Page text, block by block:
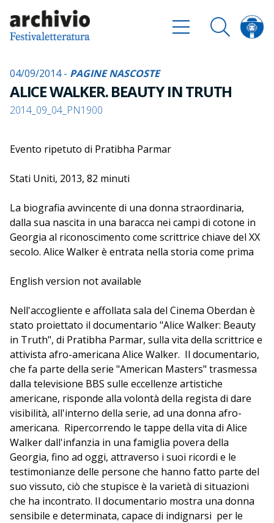
04/09/2014 - PAGINE NASCOSTE
ALICE WALKER. BEAUTY IN TRUTH
2014_09_04_PN1900
Evento ripetuto di Pratibha Parmar
Stati Uniti, 2013, 82 minuti
La biografia avvincente di una donna straordinaria,
dalla sua nascita in una baracca nei campi di cotone in
Georgia al riconoscimento come scrittrice chiave del XX
secolo. Alice Walker è entrata nella storia come prima
innovativo romanzoIl colore viola
anche osteggiata, oltre che una scrittrice Walker è
stata una coraggiosa e anticipatrice attivista per i diritti
umani, capace di ispirare tanti altri a esprimere la loro
rabbia contro ingiustizie e discriminazioni. La sua
storia è anche quella di un paese e di un popolo, e dei
cambiamenti cruciali che hanno attraversato.
English version not available
Nell'accogliente e affollata sala del Cinema Oberdan è
stato proiettato il documentario "Alice Walker: Beauty
in Truth", di Pratibha Parmar, sulla vita della scrittrice e
attivista afro-americana Alice Walker. Il documentario,
che fa parte della serie "American Masters" trasmessa
dalla televisione BBS sulle eccellenze artistiche
americane, risponde alla volontà della regista di dare
visibilità, all'interno della serie, ad una donna afro-
americana. Ripercorrendo le tappe della vita di Alice
Walker dall'infanzia in una famiglia povera della
Georgia, fino ad oggi, attraverso i suoi ricordi e le
testimonianze delle persone che hanno fatto parte del
suo vissuto, ciò che stupisce è la varietà di situazioni
che ha incontrato. Il documentario mostra una donna
sensibile e determinata, capace di indignarsi per le